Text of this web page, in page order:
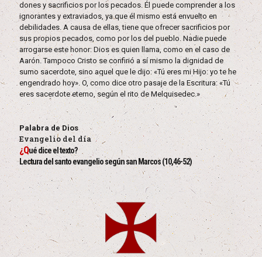
dones y sacrificios por los pecados. Él puede comprender a los
ignorantes y extraviados, ya que él mismo está envuelto en
debilidades. A causa de ellas, tiene que ofrecer sacrificios por
sus propios pecados, como por los del pueblo. Nadie puede
arrogarse este honor: Dios es quien llama, como en el caso de
Aarón. Tampoco Cristo se confirió a sí mismo la dignidad de
sumo sacerdote, sino aquel que le dijo: «Tú eres mi Hijo: yo te he
engendrado hoy». O, como dice otro pasaje de la Escritura: «Tú
eres sacerdote eterno, según el rito de Melquisedec.»
Palabra de Dios
Evangelio del día
¿Qué dice el texto?
Lectura del santo evangelio según san Marcos (10,46-52)